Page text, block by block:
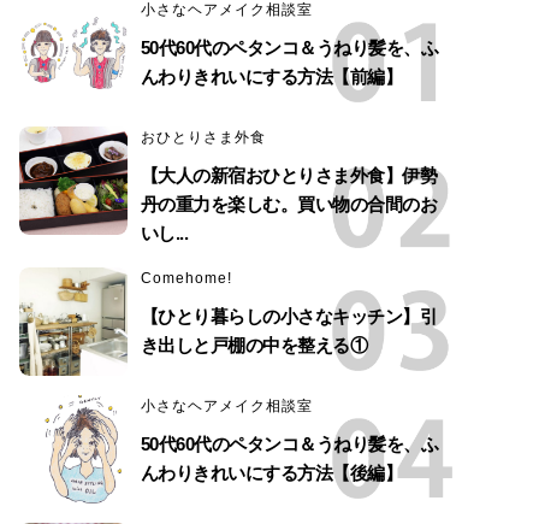
小さなヘアメイク相談室
50代60代のペタンコ＆うねり髪を、ふ
んわりきれいにする方法【前編】
おひとりさま外食
【大人の新宿おひとりさま外食】伊勢
丹の重力を楽しむ。買い物の合間のお
いし...
Comehome!
【ひとり暮らしの小さなキッチン】引
き出しと戸棚の中を整える①
小さなヘアメイク相談室
50代60代のペタンコ＆うねり髪を、ふ
んわりきれいにする方法【後編】